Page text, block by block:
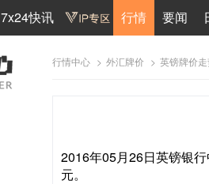
7x24快讯 行情 要闻
行情中心 > 外汇牌价 > 英镑牌价
2016年05月26日英镑银
元。